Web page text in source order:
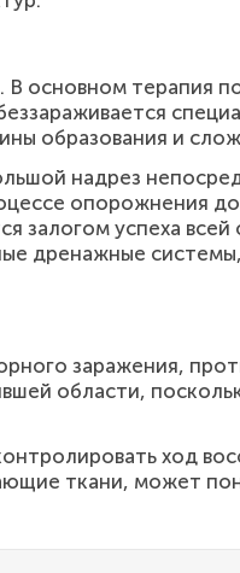
основном терапия
образования и
надрез
опорожнения
залогом успеха
дренажные
заражения,
области,
ход
ткани, может